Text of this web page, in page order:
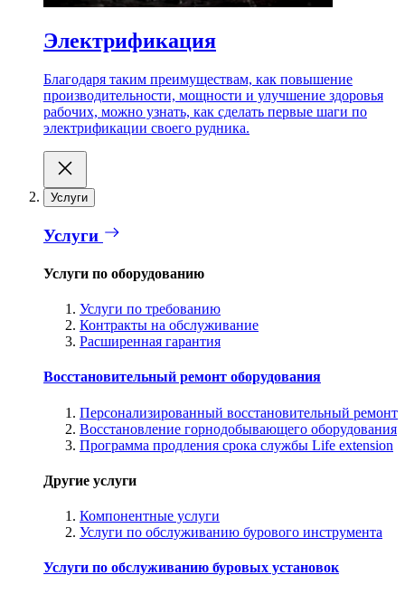
Электрификация
Благодаря таким преимуществам, как повышение
производительности, мощности и улучшение здоровья
рабочих, можно узнать, как сделать первые шаги по
электрификации своего рудника.
Услуги
Услуги
Услуги по оборудованию
Услуги по требованию
Контракты на обслуживание
Расширенная гарантия
Восстановительный ремонт оборудования
Персонализированный восстановительный ремонт
Восстановление горнодобывающего оборудования
Программа продления срока службы Life extension
Другие услуги
Компонентные услуги
Услуги по обслуживанию бурового инструмента
Услуги по обслуживанию буровых установок